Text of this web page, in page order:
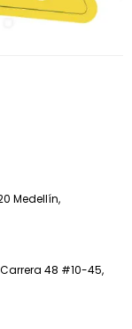
Medellín,
48 #10-45,